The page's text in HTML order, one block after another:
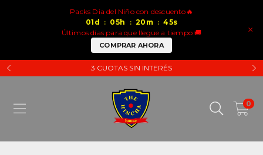
×
Packs Dia del Niño con descuento🔥
01 d : 05h : 20 m : 44s
Últimos días para que llegue a tiempo 🚚
COMPRAR AHORA
3 CUOTAS SIN INTERÉS
0